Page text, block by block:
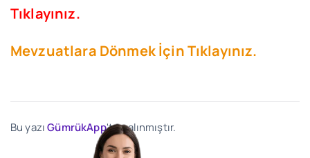
Tıklayınız.
Mevzuatlara Dönmek İçin Tıklayınız.
Bu yazıGümrükApp'ten alınmıştır.